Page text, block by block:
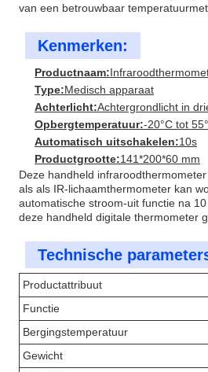
van een betrouwbaar
Kenmerken:
Productnaam:
Type:Medisch apparaat
Achterlicht:Achtergrondlicht in
Opbergtemperatuur:-20°C tot
Automatisch uitschakelen:10s
Productgrootte:141*200*60 mm
Deze handheld
als als IR-lichaamthermometer kan
automatische stroom-uit functie na
deze handheld digitale thermometer
Technische
Productattribuut
Functie
Bergingstemperatuur
Gewicht